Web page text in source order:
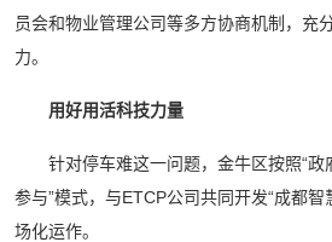
员会和物业管理公司等多方协商机制，充
力。
用好用活科技力量
针对停车难这一问题，金牛区按照“
参与”模式，与ETCP公司共同开发“成都
场化运作。